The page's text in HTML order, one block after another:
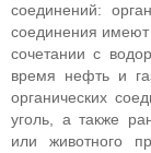
соединений:
соединения имеют
сочетании с
время нефть и
органических
уголь, а также
или животного